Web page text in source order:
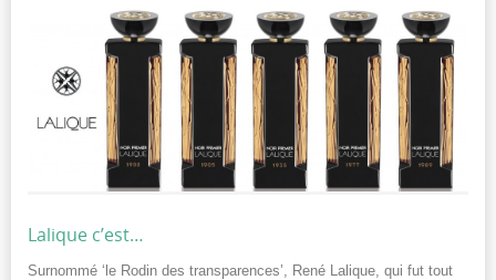
Lalique c’est…
Surnommé ‘le Rodin des transparences’, René Lalique, qui fut tout